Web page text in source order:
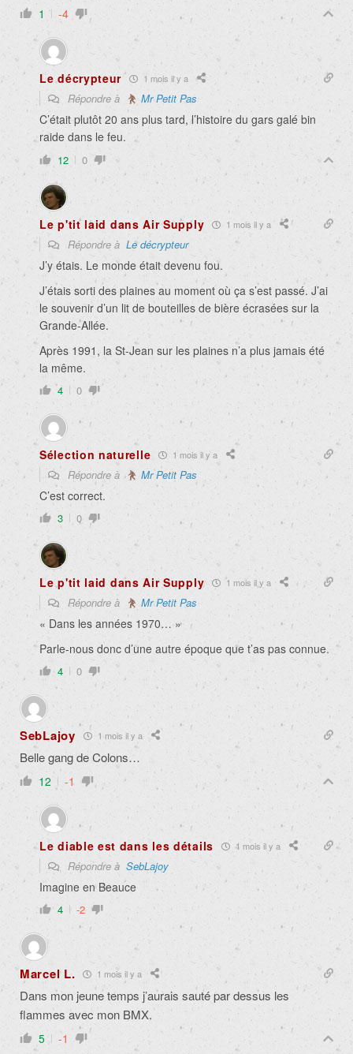
1 -4
Le décrypteur 1 mois il y a
Répondre à Mr Petit Pas
C’était plutôt 20 ans plus tard, l’histoire du gars galé bin
raide dans le feu.
12 0
Le p'tit laid dans Air Supply 1 mois il y a
Répondre à Le décrypteur
J’y étais. Le monde était devenu fou.
J’étais sorti des plaines au moment où ça s’est passé. J’ai
le souvenir d’un lit de bouteilles de bière écrasées sur la
Grande-Allée.
Après 1991, la St-Jean sur les plaines n’a plus jamais été
la même.
4 0
Sélection naturelle 1 mois il y a
Répondre à Mr Petit Pas
C’est correct.
3 0
Le p'tit laid dans Air Supply 1 mois il y a
Répondre à Mr Petit Pas
« Dans les années 1970… »
Parle-nous donc d’une autre époque que t’as pas connue.
4 0
SebLajoy 1 mois il y a
Belle gang de Colons…
12 -1
Le diable est dans les détails 1 mois il y a
Répondre à SebLajoy
Imagine en Beauce
4 -2
Marcel L. 1 mois il y a
Dans mon jeune temps j’aurais sauté par dessus les
flammes avec mon BMX.
5 -1